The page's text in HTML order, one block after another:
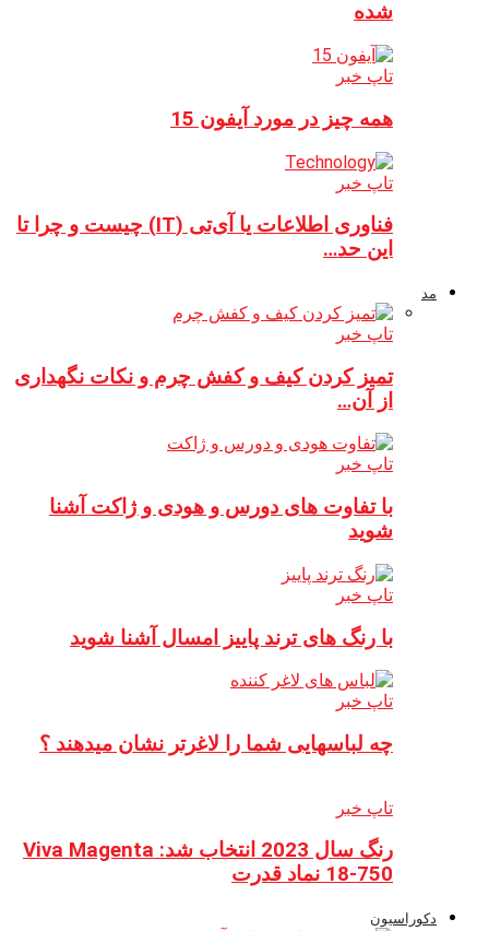
شده
تاپ خبر
همه چیز در مورد آیفون 15
تاپ خبر
فناوری اطلاعات یا آی‌تی (IT) چیست و چرا تا
این حد…
مد
تاپ خبر
تمیز کردن کیف و کفش چرم و نکات نگهداری
از آن…
تاپ خبر
با تفاوت های دورس و هودی و ژاکت آشنا
شوید
تاپ خبر
با رنگ های ترند پاییز امسال آشنا شوید
تاپ خبر
چه لباسهایی شما را لاغرتر نشان میدهند ؟
تاپ خبر
رنگ سال 2023 انتخاب شد: Viva Magenta
18-750 نماد قدرت
دکوراسیون